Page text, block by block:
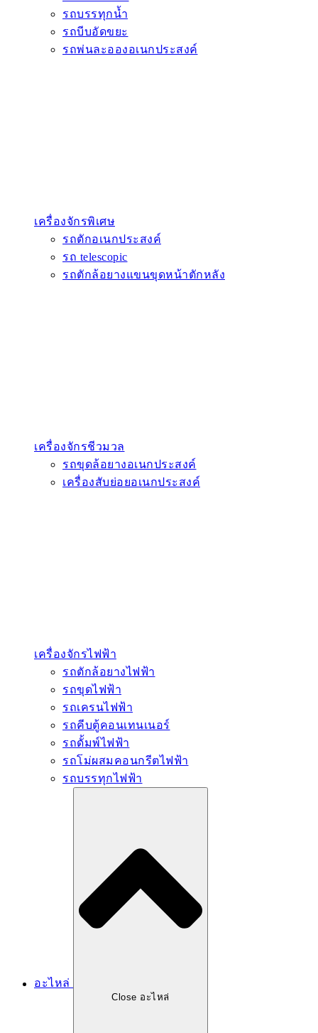
รถบรรทุกน้ำ
รถบีบอัดขยะ
รถพ่นละอองอเนกประสงค์
เครื่องจักรพิเศษ
รถตักอเนกประสงค์
รถ telescopic
รถตักล้อยางแขนขุดหน้าตักหลัง
เครื่องจักรชีวมวล
รถขุดล้อยางอเนกประสงค์
เครื่องสับย่อยอเนกประสงค์
เครื่องจักรไฟฟ้า
รถตักล้อยางไฟฟ้า
รถขุดไฟฟ้า
รถเครนไฟฟ้า
รถคีบตู้คอนเทนเนอร์
รถดั้มพ์ไฟฟ้า
รถโม่ผสมคอนกรีตไฟฟ้า
รถบรรทุกไฟฟ้า
อะไหล่
Close อะไหล่